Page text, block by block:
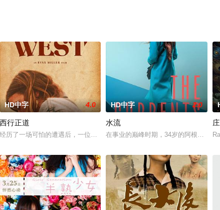
身”——因瘫痪等原因已无恢复可能的四肢——的治疗方法，而一步步踏入
HD中字 4.0
西行正道
经历了一场可怕的遭遇后，一位小镇女子向疏远的哥哥借了钱，独自一人踏
HD中字 2.0
水流
在事业的巅峰时期，34岁的阿根廷造